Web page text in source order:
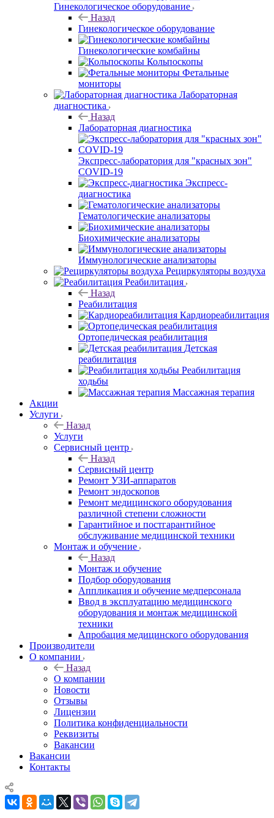
Гинекологическое оборудование
Назад
Гинекологическое оборудование
Гинекологические комбайны
Кольпоскопы
Фетальные
мониторы
Лабораторная
диагностика
Назад
Лабораторная диагностика
Экспресс-лаборатория для "красных зон"
COVID-19
Экспресс-
диагностика
Гематологические анализаторы
Биохимические анализаторы
Иммунологические анализаторы
Рециркуляторы воздуха
Реабилитация
Назад
Реабилитация
Кардиореабилитация
Ортопедическая реабилитация
Детская
реабилитация
Реабилитация
ходьбы
Массажная терапия
Акции
Услуги
Назад
Услуги
Сервисный центр
Назад
Сервисный центр
Ремонт УЗИ-аппаратов
Ремонт эндоскопов
Ремонт медицинского оборудования
различной степени сложности
Гарантийное и постгарантийное
обслуживание медицинской техники
Монтаж и обучение
Назад
Монтаж и обучение
Подбор оборудования
Аппликация и обучение медперсонала
Ввод в эксплуатацию медицинского
оборудования и монтаж медицинской
техники
Апробация медицинского оборудования
Производители
О компании
Назад
О компании
Новости
Отзывы
Лицензии
Политика конфиденциальности
Реквизиты
Вакансии
Вакансии
Контакты